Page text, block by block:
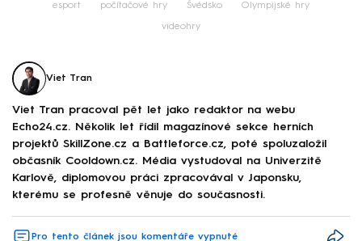
esport počítačové hry Švédsko Olympijské hry
videohry
Viet Tran
Viet Tran pracoval pět let jako redaktor na webu
Echo24.cz. Několik let řídil magazínové sekce herních
projektů SkillZone.cz a Battleforce.cz, poté spoluzaložil
občasník Cooldown.cz. Média vystudoval na Univerzitě
Karlově, diplomovou práci zpracovával v Japonsku,
kterému se profesně věnuje do současnosti.
Pro tento článek jsou komentáře vypnuté